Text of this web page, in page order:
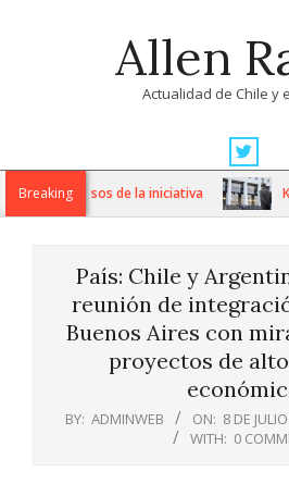
Allen
Actualidad de Chile y
Navigation
MenuBreakingpasos de la iniciativa
País: Chile y
reunión de
Buenos Aires con
proyectos de
BY: ADMINWEB ON: 8 DE
WITH: 0